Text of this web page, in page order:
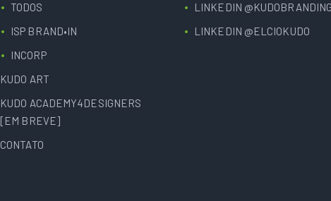
TODOS
ISP BRAND•IN
INCORP
KUDO ART
KUDO ACADEMY4DESIGNERS
[EM BREVE]
CONTATO
LINKEDIN @KUDOBRANDING
LINKEDIN @ELCIOKUDO